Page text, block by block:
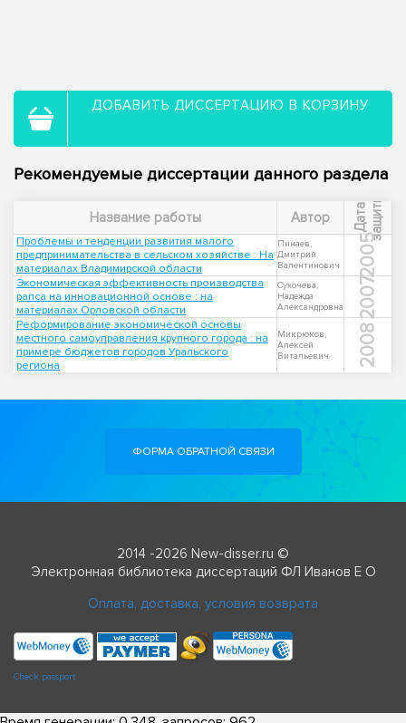
ДОБАВИТЬ ДИССЕРТАЦИЮ В КОРЗИНУ
Рекомендуемые диссертации данного раздела
Название работы Автор Д
а
т
а
з
а
щ
и
т ы
Проблемы и тенденции развития малого
предпринимательства в сельском хозяйстве : На
материалах Владимирской области
Пинаев,
Дмитрий
Валентинович
2005
Экономическая эффективность производства
рапса на инновационной основе : на
материалах Орловской области
Сухочева,
Надежда
Александровна
2007
Реформирование экономической основы
местного самоуправления крупного города : на
примере бюджетов городов Уральского
региона
Микрюков,
Алексей
Витальевич
2008
ФОРМА ОБРАТНОЙ СВЯЗИ
2014 -2026 New-disser.ru ©
Электронная библиотека диссертаций ФЛ Иванов Е О
Оплата, доставка, условия возврата
Check passport